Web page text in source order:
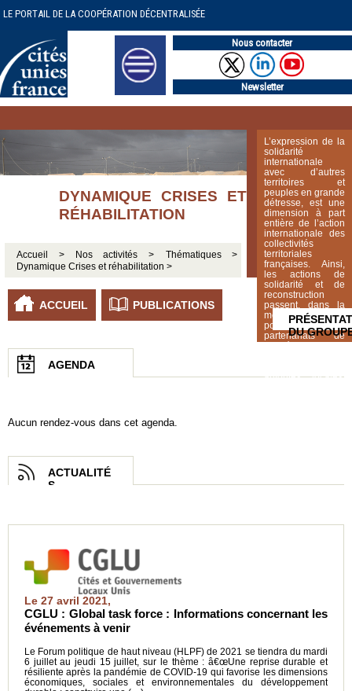
LE PORTAIL DE LA COOPÉRATION DÉCENTRALISÉE
Nous contacter
Newsletter
DYNAMIQUE CRISES ET
RÉHABILITATION
Accueil > Nos activités >
Thématiques >
Dynamique Crises et réhabilitation >
L’expression de la
solidarité
internationale
avec d’autres
territoires et
peuples en grande
détresse, est une
dimension à part
entière de l’action
internationale des
collectivités
territoriales
françaises. Ainsi,
les actions de
solidarité et de
reconstruction
passent, dans la
mesure du
possible, par des
partenariats de
autorités locales,
DU
ACCUEIL PUBLICATIONS
AGENDA
Aucun rendez-vous dans cet agenda.
ACTUALITÉ
S
Le 27 avril 2021,
CGLU : Global task force : Informations concernant les
événements à venir
Le Forum politique de haut niveau (HLPF) de 2021 se tiendra du mardi
6 juillet au jeudi 15 juillet, sur le thème : â€œUne reprise durable et
résiliente après la pandémie de COVID-19 qui favorise les dimensions
économiques, sociales et environnementales du développement